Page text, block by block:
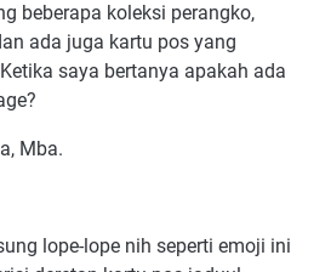
beberapa koleksi perangko,
ada juga kartu pos yang
saya bertanya apakah ada
Mba.
lope-lope nih seperti emoji ini